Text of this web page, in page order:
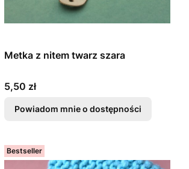
Metka z nitem twarz szara
Cena
5,50 zł
Powiadom mnie o dostępności
Bestseller